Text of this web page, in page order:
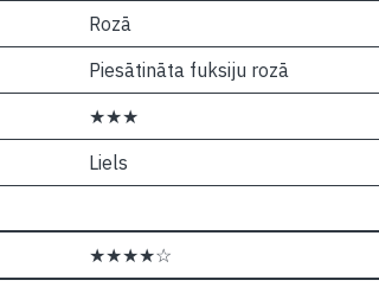
Rozā
Piesātināta fuksiju rozā
★★★
Liels
★★★★☆